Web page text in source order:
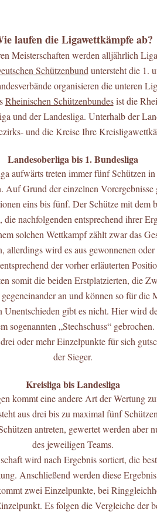
laufen dieLigawettkämpfeab?
Meisterschaften werden alljährlich
Schützenbund untersteht die 1.
organisieren die unteren
Rheinischen Schützenbundesist die
und der Landesliga. Unterhalb der
und die Kreise Ihre
Landesoberliga bis 1. Bundesliga
aufwärts treten immer fünf Schützen
Auf Grund der einzelnen Vorergebnisse
eins bis fünf. Der Schütze mit dem
die nachfolgenden entsprechend ihrer
solchen Wettkampf zählt zwar das
allerdings wird es aus gewonnenen oder
der vorher erläuterten
somit die beiden Erstplatzierten, die
an und können so für die
Unentschieden gibt es nicht. Hier wird
sogenannten „Stechschuss“ gebrochen.
oder mehr Einzelpunkte für sich
der Sieger.
Kreisliga bis Landesliga
kommt eine andere Art der Wertung
aus drei bis zu maximal fünf
antreten, gewertet werden aber
des jeweiligen Teams.
wird nach Ergebnis sortiert, die
Anschließend werden diese
zwei Einzelpunkte, bei
Es folgen die Vergleiche der